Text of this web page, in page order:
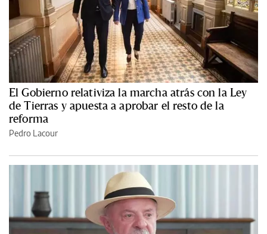
El Gobierno relativiza la marcha atrás con la Ley
de Tierras y apuesta a aprobar el resto de la
reforma
Pedro Lacour